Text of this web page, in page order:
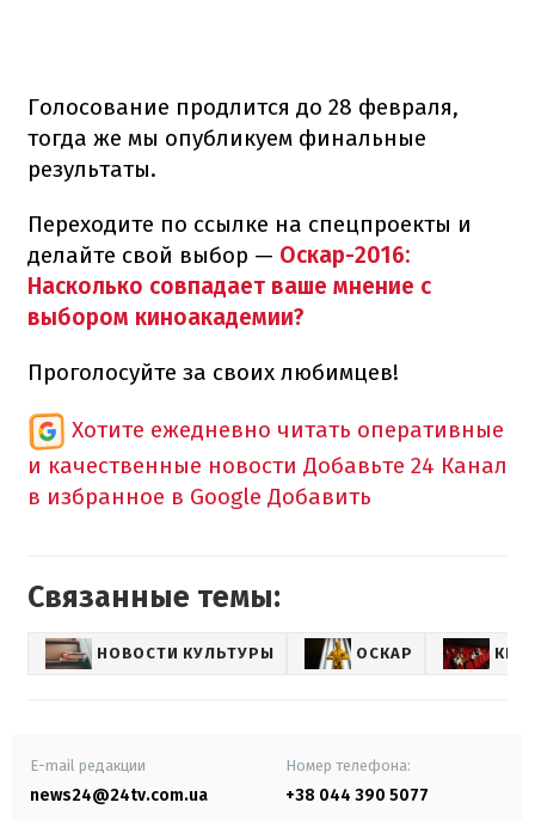
Голосование продлится до 28 февраля,
тогда же мы опубликуем финальные
результаты.
Переходите по ссылке на спецпроекты и
делайте свой выбор — Оскар-2016:
Насколько совпадает ваше мнение с
выбором киноакадемии?
Проголосуйте за своих любимцев!
Хотите ежедневно читать оперативные
и качественные новости Добавьте 24 Канал
в избранное в Google Добавить
Связанные темы:
НОВОСТИ КУЛЬТУРЫ ОСКАР
E-mail редакции
news24@24tv.com.ua
Номер телефона:
+38 044 390 5077